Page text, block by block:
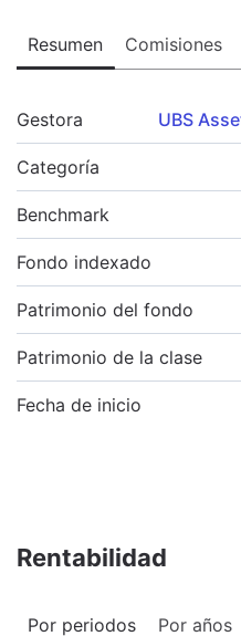
Resumen Comisiones
Gestora UBS
Categoría
Benchmark
Fondo indexado
Patrimonio del fondo
Patrimonio de la clase
Fecha de inicio
Rentabilidad
Por periodos Por años